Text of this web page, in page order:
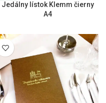
Jedálny lístok Klemm čierny
A4